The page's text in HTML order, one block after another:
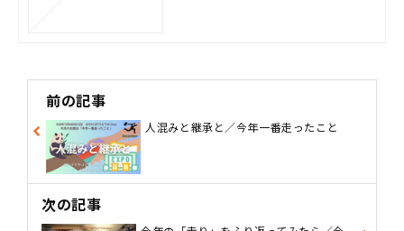
前の記事
人混みと継承と／今年一番走ったこと
次の記事